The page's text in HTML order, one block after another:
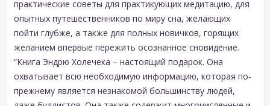
практические советы для практикующих медитацию, для
опытных путешественников по миру сна, желающих
пойти глубже, а также для полных новичков, горящих
желанием впервые пережить осознанное сновидение.
“Книга Эндрю Холечека – настоящий подарок. Она
охватывает всю необходимую информацию, которая по-
прежнему является незнакомой большинству людей,